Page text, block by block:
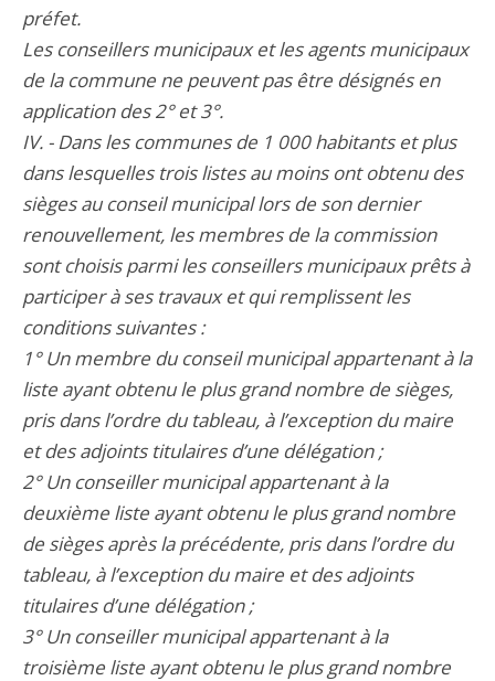
préfet.
Les conseillers municipaux et les agents municipaux
de la commune ne peuvent pas être désignés en
application des 2° et 3°.
IV. - Dans les communes de 1 000 habitants et plus
dans lesquelles trois listes au moins ont obtenu des
sièges au conseil municipal lors de son dernier
renouvellement, les membres de la commission
sont choisis parmi les conseillers municipaux prêts à
participer à ses travaux et qui remplissent les
conditions suivantes :
1° Un membre du conseil municipal appartenant à la
liste ayant obtenu le plus grand nombre de sièges,
pris dans l’ordre du tableau, à l’exception du maire
et des adjoints titulaires d’une délégation ;
2° Un conseiller municipal appartenant à la
deuxième liste ayant obtenu le plus grand nombre
de sièges après la précédente, pris dans l’ordre du
tableau, à l’exception du maire et des adjoints
titulaires d’une délégation ;
3° Un conseiller municipal appartenant à la
troisième liste ayant obtenu le plus grand nombre